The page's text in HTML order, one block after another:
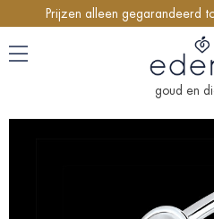
Prijzen alleen gegarandeerd
goud en